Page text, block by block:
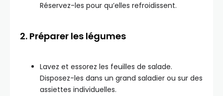
Réservez-les pour qu’elles refroidissent.
2. Préparer les légumes
Lavez et essorez les feuilles de salade.
Disposez-les dans un grand saladier ou sur des
assiettes individuelles.